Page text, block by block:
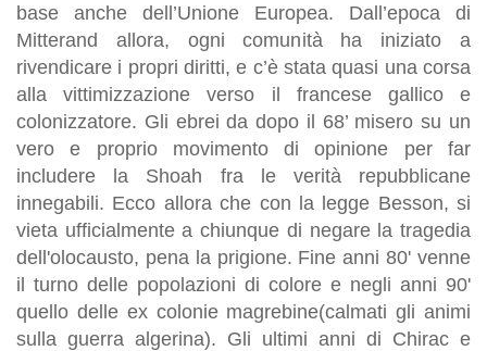
base anche dell’Unione Europea. Dall’epoca di
Mitterand allora, ogni comunità ha iniziato a
rivendicare i propri diritti, e c’è stata quasi una corsa
alla vittimizzazione verso il francese gallico e
colonizzatore. Gli ebrei da dopo il 68’ misero su un
vero e proprio movimento di opinione per far
includere la Shoah fra le verità repubblicane
innegabili. Ecco allora che con la legge Besson, si
vieta ufficialmente a chiunque di negare la tragedia
dell'olocausto, pena la prigione. Fine anni 80' venne
il turno delle popolazioni di colore e negli anni 90'
quello delle ex colonie magrebine(calmati gli animi
sulla guerra algerina). Gli ultimi anni di Chirac e